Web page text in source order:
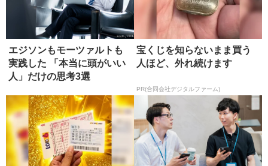
エジソンもモーツァルトも
実践した 「本当に頭がいい
人」だけの思考3選
宝くじを知らないまま買う
人ほど、外れ続けます
PR(合同会社デジタルファーム)